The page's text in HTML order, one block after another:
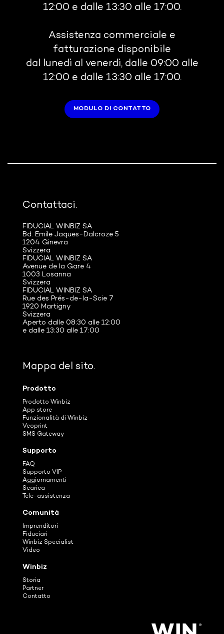
12:00 e dalle 13:30 alle 17:00.
Assistenza commerciale e
fatturazione disponibile
dal lunedì al venerdì, dalle 09:00 alle
12:00 e dalle 13:30 alle 17:00.
MODULO DI CONTATTO
Contattaci.
FIDUCIAL WINBIZ SA
Bd. Emile Jaques-Dalcroze 5
1204 Ginevra
Svizzera
FIDUCIAL WINBIZ SA
Avenue de la Gare 4
1003 Losanna
Svizzera
FIDUCIAL WINBIZ SA
Rue des Prés-de-la-Scie 7
1920 Martigny
Svizzera
Aperto dalle 08:30 alle 12:00
e dalle 13:30 alle 17:00
Mappa del sito.
Prodotto
Prodotto Winbiz
App store
Funzionalità di Winbiz
Veoprint
SMS Gateway
Supporto
FAQ
Supporto VIP
Aggiornamenti
Scarica
Tele-assistenza
Comunità
Imprenditori
Fiduciari
Winbiz Specialist
Video
Winbiz
Storia
Partner
Contatto